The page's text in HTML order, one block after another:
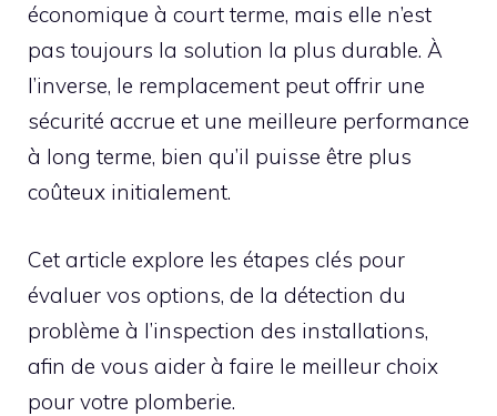
économique à court terme, mais elle n’est
pas toujours la solution la plus durable. À
l’inverse, le remplacement peut offrir une
sécurité accrue et une meilleure performance
à long terme, bien qu’il puisse être plus
coûteux initialement.
Cet article explore les étapes clés pour
évaluer vos options, de la détection du
problème à l’inspection des installations,
afin de vous aider à faire le meilleur choix
pour votre plomberie.